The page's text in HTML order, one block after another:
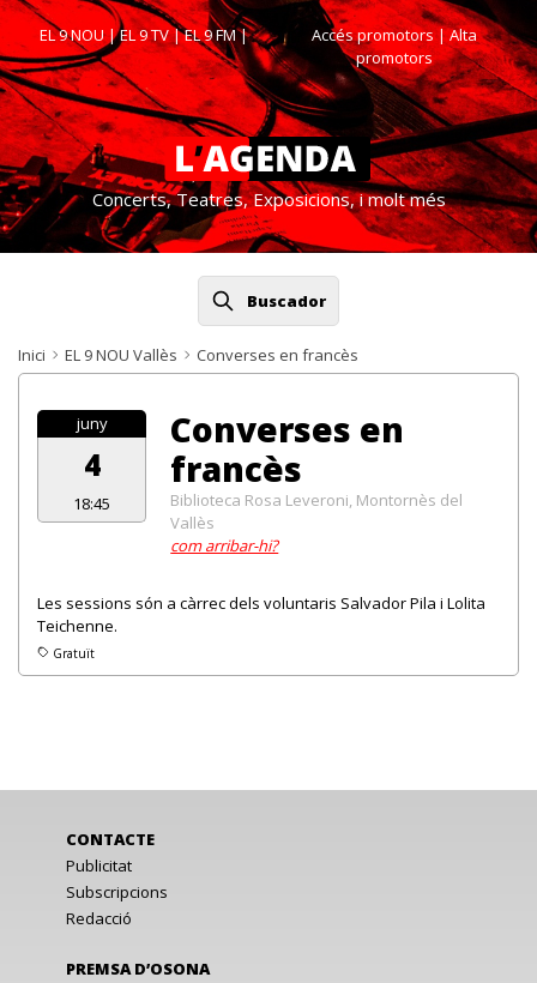
EL 9 NOU|EL 9 TV|EL 9 FM| Accés promotors| Alta
promotors
Concerts, Teatres, Exposicions, i molt més
Buscador
Inici EL 9 NOU Vallès Converses en francès
juny
4
18:45
Gratuït
Converses en
francès
Biblioteca Rosa Leveroni, Montornès del
Vallès
com arribar-hi?
Les sessions són a càrrec dels voluntaris Salvador Pila i Lolita
Teichenne.
CONTACTE
Publicitat
Subscripcions
Redacció
PREMSA D’OSONA